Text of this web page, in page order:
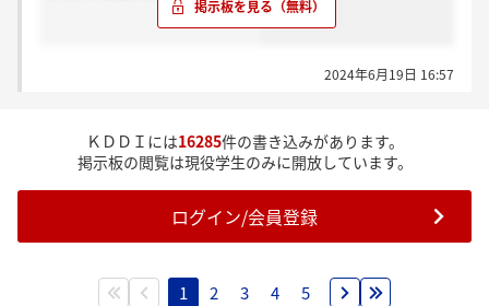
2024年6月19日 16:57
ＫＤＤＩには16285件の書き込みがあります。
掲示板の閲覧は現役学生のみに開放しています。
ログイン/会員登録
1 2 3 4 5